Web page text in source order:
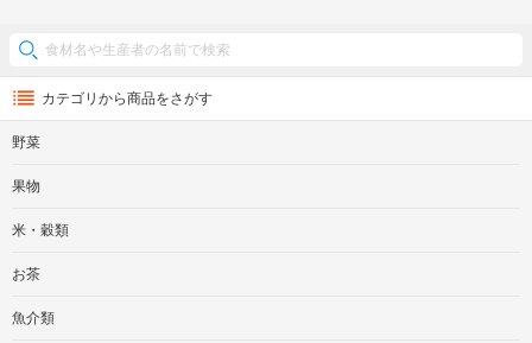
カテゴリから商品をさがす
野菜
果物
米・穀類
お茶
魚介類